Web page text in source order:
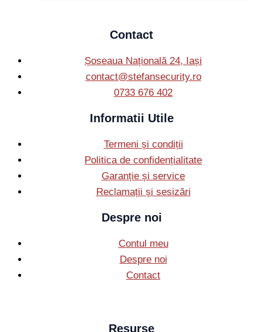
Contact
Șoseaua Națională 24, Iași
contact@stefansecurity.ro
0733 676 402
Informatii Utile
Termeni și condiții
Politica de confidențialitate
Garanție și service
Reclamații și sesizări
Despre noi
Contul meu
Despre noi
Contact
Resurse